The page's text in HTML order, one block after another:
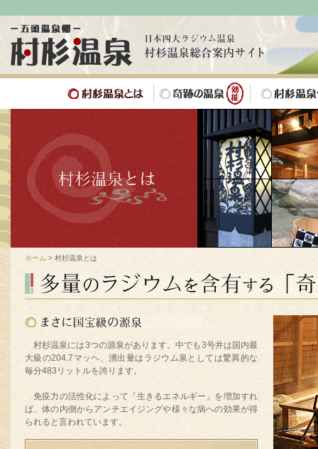
ホーム > 村杉温泉とは
村杉温泉には3つの源泉があります。中でも3号井は国内最
大級の204.7マッヘ、湧出量はラジウム泉としては驚異的な
毎分483リットルを誇ります。
免疫力の活性化によって「生きるエネルギー」を増加すれ
ば、体の内側からアンチエイジングや様々な病への効果が得
られると言われています。